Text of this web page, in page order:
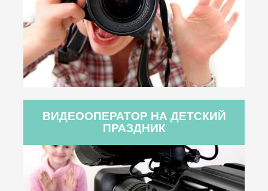
ВИДЕООПЕРАТОР НА ДЕТСКИЙ
ПРАЗДНИК